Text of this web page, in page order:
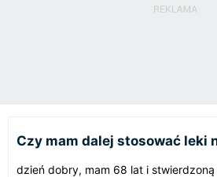
Czy mam dalej stosować leki
dzień dobry, mam 68 lat i